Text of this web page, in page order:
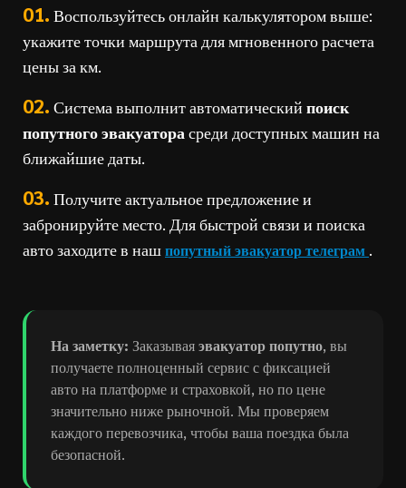
01. Воспользуйтесь онлайн калькулятором выше:
укажите точки маршрута для мгновенного расчета
цены за км.
02. Система выполнит автоматический поиск
попутного эвакуатора среди доступных машин на
ближайшие даты.
03. Получите актуальное предложение и
забронируйте место. Для быстрой связи и поиска
авто заходите в нашпопутный эвакуатор телеграм .
На заметку: Заказываяэвакуатор попутно, вы
получаете полноценный сервис с фиксацией
авто на платформе и страховкой, но по цене
значительно ниже рыночной. Мы проверяем
каждого перевозчика, чтобы ваша поездка была
безопасной.